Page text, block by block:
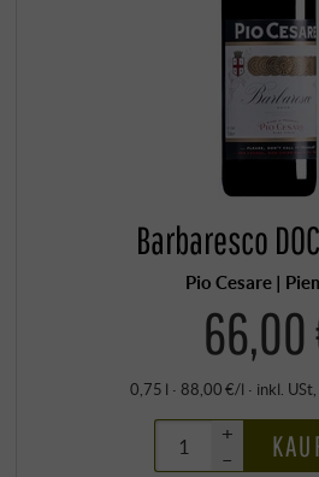
Barbaresco
Pio Cesare |
66,00
0,75 l · 88,00 €/l · inkl. USt
+
–